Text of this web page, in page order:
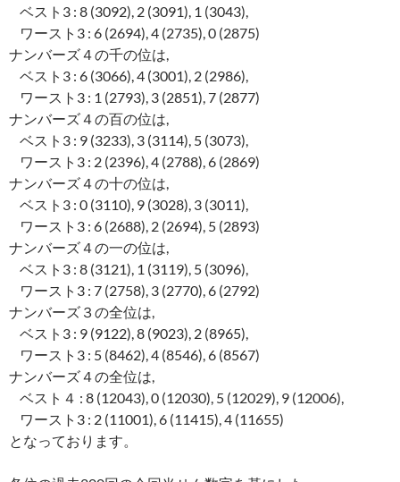
ベスト3 : 8 (3092), 2 (3091), 1 (3043),
ワースト3 : 6 (2694), 4 (2735), 0 (2875)
ナンバーズ４の千の位は,
ベスト3 : 6 (3066), 4 (3001), 2 (2986),
ワースト3 : 1 (2793), 3 (2851), 7 (2877)
ナンバーズ４の百の位は,
ベスト3 : 9 (3233), 3 (3114), 5 (3073),
ワースト3 : 2 (2396), 4 (2788), 6 (2869)
ナンバーズ４の十の位は,
ベスト3 : 0 (3110), 9 (3028), 3 (3011),
ワースト3 : 6 (2688), 2 (2694), 5 (2893)
ナンバーズ４の一の位は,
ベスト3 : 8 (3121), 1 (3119), 5 (3096),
ワースト3 : 7 (2758), 3 (2770), 6 (2792)
ナンバーズ３の全位は,
ベスト3 : 9 (9122), 8 (9023), 2 (8965),
ワースト3 : 5 (8462), 4 (8546), 6 (8567)
ナンバーズ４の全位は,
ベスト４ : 8 (12043), 0 (12030), 5 (12029), 9 (12006),
ワースト3 : 2 (11001), 6 (11415), 4 (11655)
となっております。